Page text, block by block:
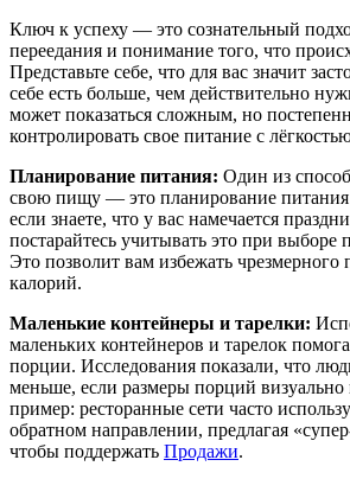
Ключ к успеху — это сознательный
переедания и понимание того, что
Представьте себе, что для вас значит
себе есть больше, чем действительно
может показаться сложным, но
контролировать свое питание с
Планирование питания: Один из
свою пищу — это планирование питания
если знаете, что у вас намечается
постарайтесь учитывать это при выборе
Это позволит вам избежать чрезмерного
калорий.
Маленькие контейнеры и тарелки:
маленьких контейнеров и тарелок
порции. Исследования показали, что
меньше, если размеры порций
пример: ресторанные сети часто
обратном направлении, предлагая
чтобы поддержать Продажи.